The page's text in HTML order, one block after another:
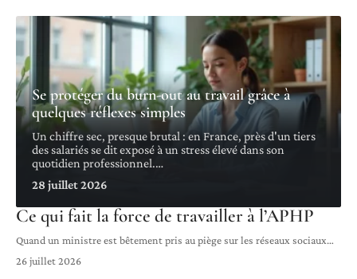
Se protéger du burn-out au travail grâce à
quelques réflexes simples
Un chiffre sec, presque brutal : en France, près d'un tiers
des salariés se dit exposé à un stress élevé dans son
quotidien professionnel.…
28 juillet 2026
Ce qui fait la force de travailler à l’APHP
Quand un ministre est bêtement pris au piège sur les réseaux sociaux…
26 juillet 2026